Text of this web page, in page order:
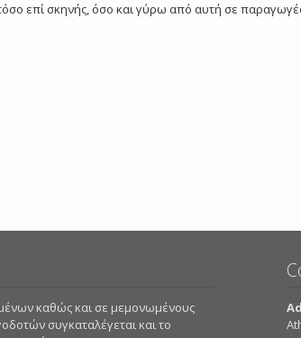
επί σκηνής, όσο και γύρω από αυτή σε
καθώς και σε μεμονωμένους
συγκαταλέγεται και το